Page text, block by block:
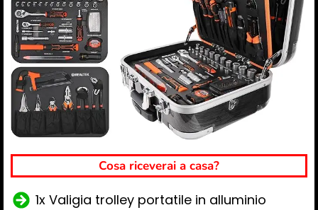
Cosa riceverai a casa?
1x Valigia trolley portatile in alluminio